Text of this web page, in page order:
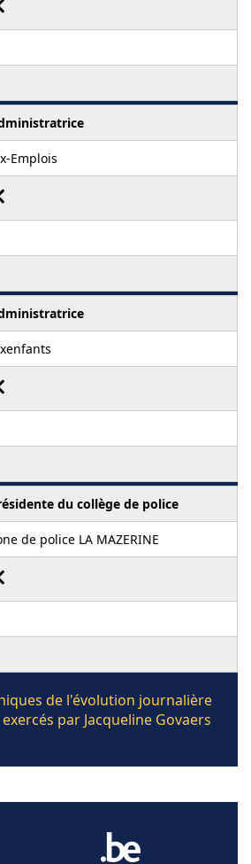
Emplois
du collège de police
de police LA MAZERINE
de l'évolution journalière
par Jacqueline Govaers